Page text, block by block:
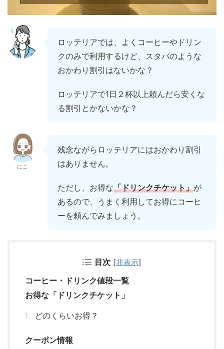
ロッテリアでは、よくコーヒーやドリン
クのみで利用するけど、スタバのような
おかわり割引はないかな？
ロッテリアで1日２杯以上頼んだら安くな
る割引とかないかな？
にこ
残念ながらロッテリアにはおかわり割引
はありません。
ただし、お得な「ドリンクチケット」が
あるので、うまく利用してお得にコーヒ
ーを頼んでみましょう。
目次 [非表示]
コーヒー・ドリンク値段一覧
お得な「ドリンクチケット」
どのくらいお得？
クーポン情報